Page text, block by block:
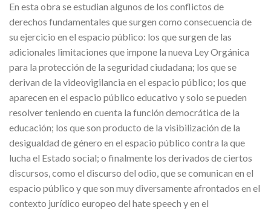
En esta obra se estudian algunos de los conflictos de
derechos fundamentales que surgen como consecuencia de
su ejercicio en el espacio público: los que surgen de las
adicionales limitaciones que impone la nueva Ley Orgánica
para la protección de la seguridad ciudadana; los que se
derivan de la videovigilancia en el espacio público; los que
aparecen en el espacio público educativo y solo se pueden
resolver teniendo en cuenta la función democrática de la
educación; los que son producto de la visibilización de la
desigualdad de género en el espacio público contra la que
lucha el Estado social; o finalmente los derivados de ciertos
discursos, como el discurso del odio, que se comunican en el
espacio público y que son muy diversamente afrontados en el
contexto jurídico europeo del hate speech y en el